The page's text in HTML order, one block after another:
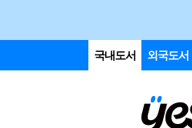
국내도서 외국도서